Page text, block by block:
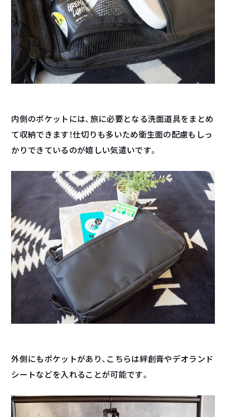
内側のポケットには、旅に必要となる洗面道具をまとめ
て収納できます！仕切りも多いため衛生面の配慮もしっ
かりできているのが嬉しい気遣いです。
外側にもポケットがあり、こちらは絆創膏やデオランド
シートなどを入れることが可能です。